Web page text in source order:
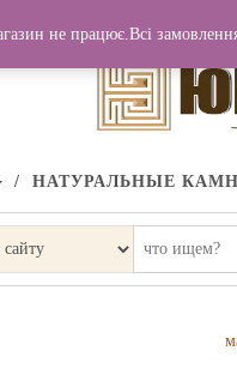
НАТУРАЛЬНЫЕ
не працює.Всі